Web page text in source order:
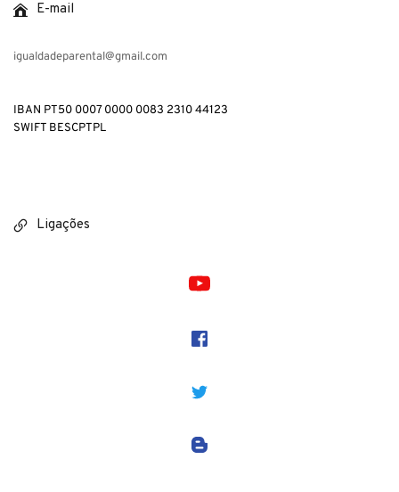
E-mail
igualdadeparental@gmail.com
IBAN PT50 0007 0000 0083 2310 44123
SWIFT BESCPTPL
Ligações